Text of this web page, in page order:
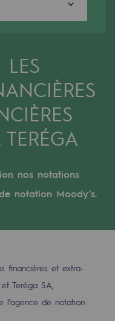
LES
nos notations
notation Moody’s.
financières et extra-
Teréga SA,
l’agence de notation